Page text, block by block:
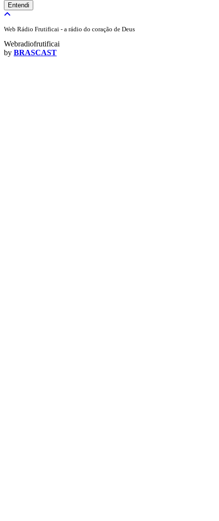
Entendi
Web Rádio Frutificai - a rádio do coração de Deus
Webradiofrutificai
by BRASCAST